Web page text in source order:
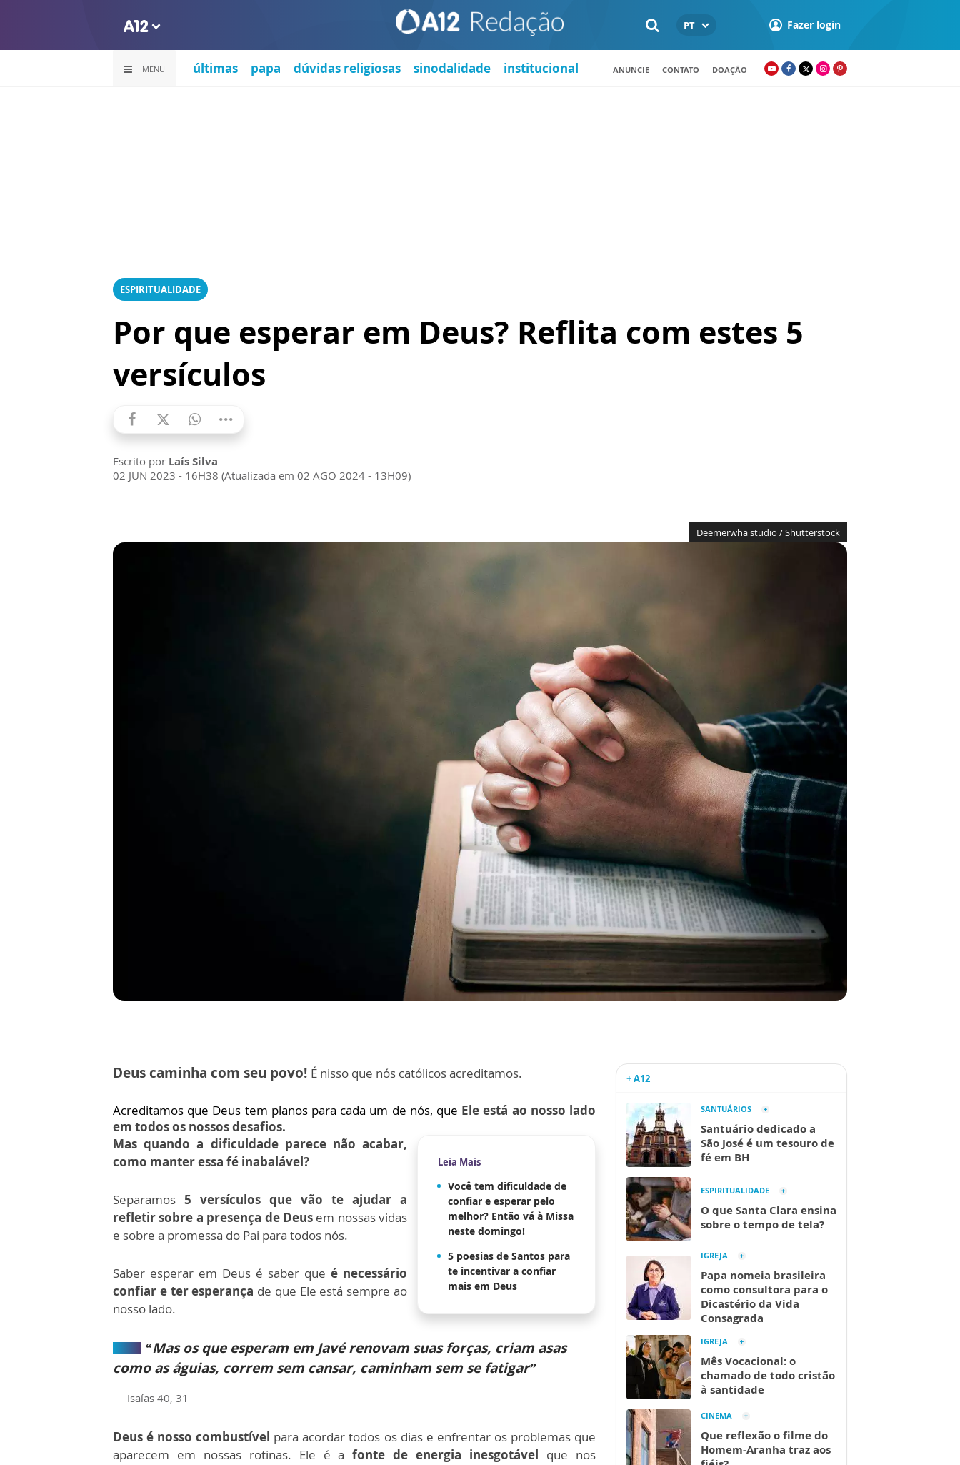
PT Fazer login
MENU últimas papa dúvidas religiosas sinodalidade institucional ANUNCIE CONTATO DOAÇÃO
ESPIRITUALIDADE
Por que esperar em Deus? Reflita com estes 5
versículos
Escrito por Laís Silva
02 JUN 2023 - 16H38 (Atualizada em 02 AGO 2024 - 13H09)
Deemerwha studio / Shutterstock
Deus caminha com seu povo! É nisso que nós católicos acreditamos.
Acreditamos que Deus tem planos para cada um de nós, que Ele está ao nosso lado
em todos os nossos desafios.
Leia Mais
Você tem dificuldade de
confiar e esperar pelo
melhor? Então vá à Missa
neste domingo!
5 poesias de Santos para
te incentivar a confiar
mais em Deus
Mas quando a dificuldade parece não acabar,
como manter essa fé inabalável?
Separamos 5 versículos que vão te ajudar a
refletir sobre a presença de Deusem nossas vidas
e sobre a promessa do Pai para todos nós.
Saber esperar em Deus é saber que é necessário
confiar e ter esperança de que Ele está sempre ao
nosso lado.
“Mas os que esperam em Javé renovam suas forças, criam asas
como as águias, correm sem cansar, caminham sem se fatigar”
Isaías 40, 31
Deus é nosso combustível para acordar todos os dias e enfrentar os problemas que
aparecem em nossas rotinas. Ele é afonte de energia inesgotável que nos
+ A12
SANTUÁRIOS
Santuário dedicado a
São José é um tesouro de
fé em BH
ESPIRITUALIDADE
O que Santa Clara ensina
sobre o tempo de tela?
IGREJA
Papa nomeia brasileira
como consultora para o
Dicastério da Vida
Consagrada
IGREJA
Mês Vocacional: o
chamado de todo cristão
à santidade
CINEMA
Que reflexão o filme do
Homem-Aranha traz aos